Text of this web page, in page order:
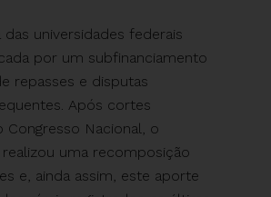
das universidades federais
por um subfinanciamento
repasses e disputas
Após cortes
Nacional, o
uma recomposição
e, ainda assim, este aporte